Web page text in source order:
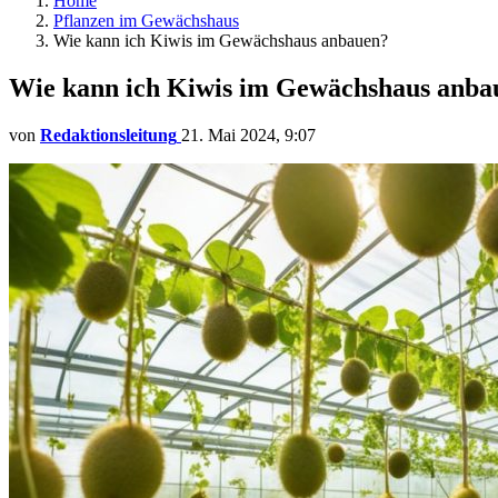
Pflanzen im Gewächshaus
Wie kann ich Kiwis im Gewächshaus anbauen?
Wie kann ich Kiwis im Gewächshaus
von Redaktionsleitung 21. Mai 2024, 9:07